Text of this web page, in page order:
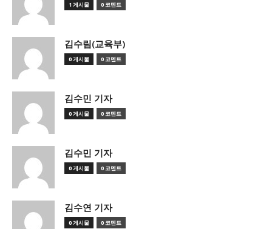
1 게시물 0 코멘트
김수림(교육부)
0 게시물 0 코멘트
김수민 기자
0 게시물 0 코멘트
김수민 기자
0 게시물 0 코멘트
김수연 기자
0 게시물 0 코멘트